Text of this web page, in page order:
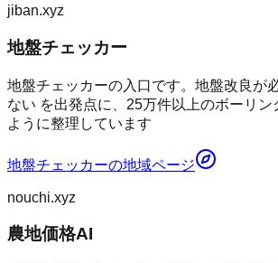
jiban.xyz
地盤チェッカー
地盤チェッカーの入口です。地盤改良が
ない を出発点に、25万件以上のボーリン
ように整理しています
地盤チェッカーの地域ページ
nouchi.xyz
農地価格AI